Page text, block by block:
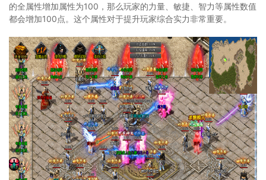
的全属性增加属性为100，那么玩家的力量、敏捷、智力等属性数值
都会增加100点。这个属性对于提升玩家综合实力非常重要。